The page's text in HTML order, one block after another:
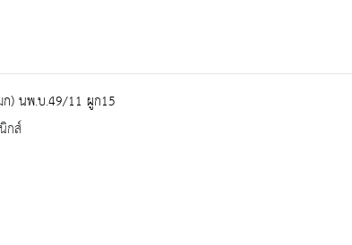
) นพ.บ.49/11 ผูก15
กส์